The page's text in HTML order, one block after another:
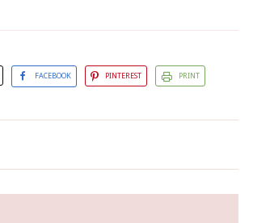
FACEBOOK PINTEREST PRINT
med chèvreskum